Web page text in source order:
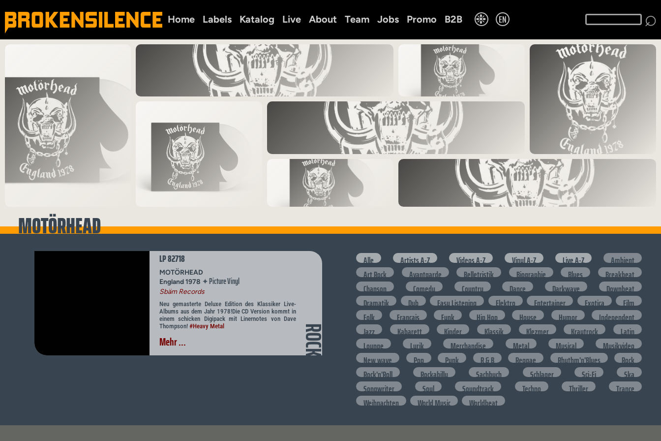
Home Labels Katalog Live About Team Jobs Promo B2B ❉ EN ⌕
MOTÖRHEAD
LP 82718
ROCK
MOTÖRHEAD
England 1978 ✦Picture Vinyl
Sbäm Records
Neu gemasterte Deluxe Edition des Klassiker Live-
Albums aus dem Jahr 1978!Die CD Version kommt in
einem schicken Digipack mit Linernotes von Dave
Thompson! #Heavy Metal
Mehr ...
Alle Artists A-Z Videos A-Z Vinyl A-Z Live A-Z
Ambient
Art Rock
Avantgarde Belletristik Biographie Blues
Breakbeat
Chanson
Comedy Country Dance Darkwave
Downbeat
Dramatik
Dub Easy Listening Elektro Entertainer Exotica
Film
Folk
Francais Funk Hip Hop House Humor
Independent
Jazz
Kabarett Kinder Klassik Klezmer Krautrock
Latin
Lounge
Lyrik Merchandise Metal Musical
Musikvideo
New wave
Pop Punk R & B Reggae Rhythm'n'Blues
Rock
Rock'n'Roll
Rockabilly Sachbuch Schlager Sci-Fi
Ska
Songwriter
Soul Soundtrack Techno Thriller
Trance
Weihnachten
World Music Worldbeat